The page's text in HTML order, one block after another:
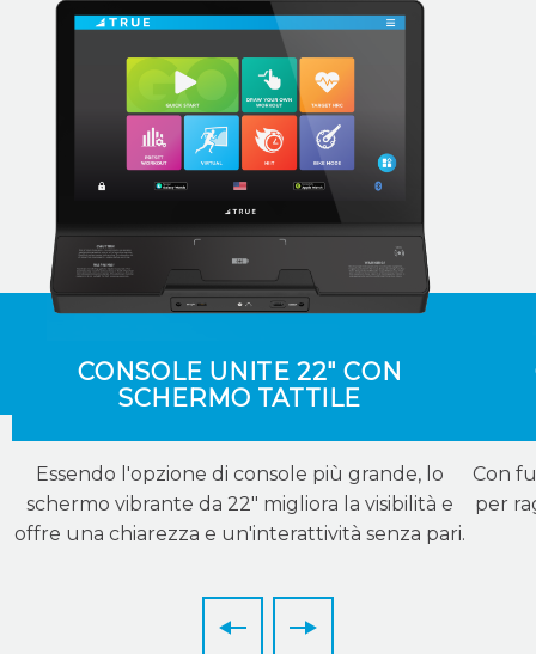
CONSOLE UNITE 22" CON
SCHERMO TATTILE
Essendo l'opzione di console più grande, lo
schermo vibrante da 22″ migliora la visibilità e
offre una chiarezza e un'interattività senza pari.
Con
per